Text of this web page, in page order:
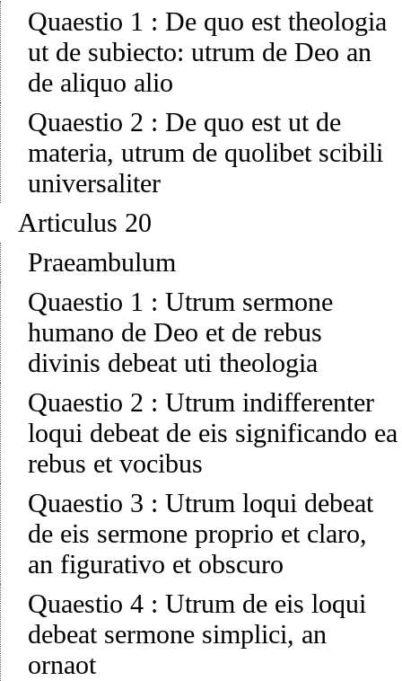
Quaestio 1 : De quo est theologia
ut de subiecto: utrum de Deo an
de aliquo alio
Quaestio 2 : De quo est ut de
materia, utrum de quolibet scibili
universaliter
Articulus 20
Praeambulum
Quaestio 1 : Utrum sermone
humano de Deo et de rebus
divinis debeat uti theologia
Quaestio 2 : Utrum indifferenter
loqui debeat de eis significando ea
rebus et vocibus
Quaestio 3 : Utrum loqui debeat
de eis sermone proprio et claro,
an figurativo et obscuro
Quaestio 4 : Utrum de eis loqui
debeat sermone simplici, an
ornaot